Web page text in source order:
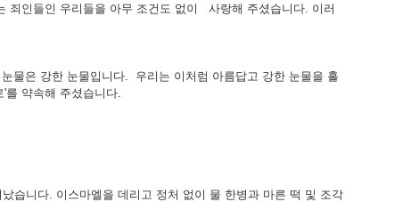
죄인들인 우리들을 아무 조건도 없이 사랑해 주셨습니다. 이러
물은 강한 눈물입니다. 우리는 이처럼 아름답고 강한 눈물을 흘
를 약속해 주셨습니다.
습니다. 이스마엘을 데리고 정처 없이 물 한병과 마른 떡 및 조각